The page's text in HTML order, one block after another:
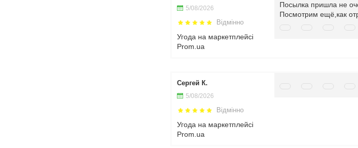
5/08/2026
Відмінно
Угода на маркетплейсі
Prom.ua
Посылка пришла не
Посмотрим ещё,как
Сергей К.
5/08/2026
Відмінно
Угода на маркетплейсі
Prom.ua